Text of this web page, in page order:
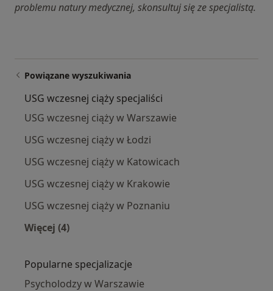
problemu natury medycznej, skonsultuj się ze specjalistą.
Powiązane wyszukiwania
USG wczesnej ciąży specjaliści
USG wczesnej ciąży w Warszawie
USG wczesnej ciąży w Łodzi
USG wczesnej ciąży w Katowicach
USG wczesnej ciąży w Krakowie
USG wczesnej ciąży w Poznaniu
Więcej (4)
Popularne specjalizacje
Psycholodzy w Warszawie